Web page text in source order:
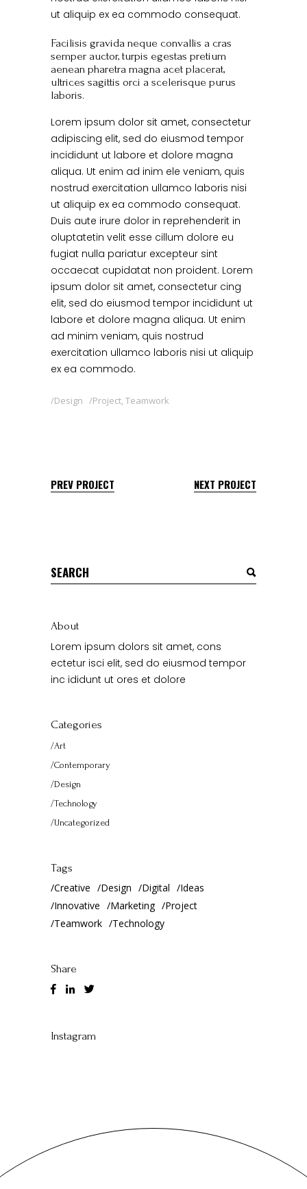
ut aliquip ex ea commodo consequat.
Facilisis gravida neque convallis a cras
semper auctor, turpis egestas pretium
aenean pharetra magna acet placerat,
ultrices sagittis orci a scelerisque purus
laboris.
Lorem ipsum dolor sit amet, consectetur
adipiscing elit, sed do eiusmod tempor
incididunt ut labore et dolore magna
aliqua. Ut enim ad inim ele veniam, quis
nostrud exercitation ullamco laboris nisi
ut aliquip ex ea commodo consequat.
Duis aute irure dolor in reprehenderit in
oluptatetin velit esse cillum dolore eu
fugiat nulla pariatur excepteur sint
occaecat cupidatat non proident. Lorem
ipsum dolor sit amet, consectetur cing
elit, sed do eiusmod tempor incididunt ut
labore et dolore magna aliqua. Ut enim
ad minim veniam, quis nostrud
exercitation ullamco laboris nisi ut aliquip
ex ea commodo.
Design Project, Teamwork
PREV PROJECT NEXT PROJECT
Search
for:
About
Lorem ipsum dolors sit amet, cons
ectetur isci elit, sed do eiusmod tempor
inc ididunt ut ores et dolore
Categories
Art
Contemporary
Design
Technology
Uncategorized
Tags
Creative
Design Digital
Ideas
Innovative
Marketing
Project
Teamwork
Technology
Share
Instagram